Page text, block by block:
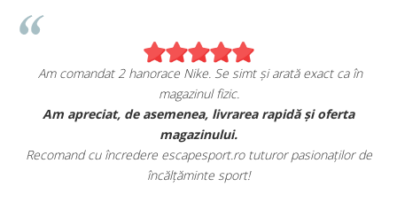
Am comandat 2 hanorace Nike. Se simt și arată exact ca în
magazinul fizic.
Am apreciat, de asemenea, livrarea rapidă și oferta
magazinului.
Recomand cu încredere escapesport.ro tuturor pasionaților de
încălțăminte sport!